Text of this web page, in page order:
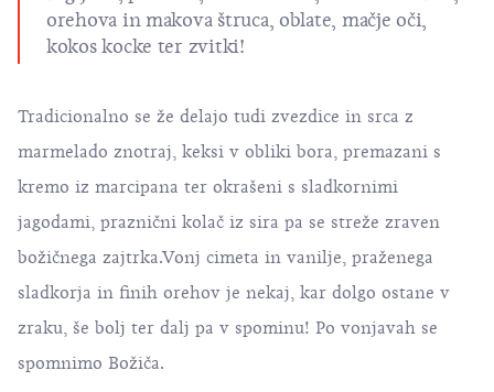
orehova in makova štruca, oblate, mačje oči,
kokos kocke ter zvitki!
Tradicionalno se že delajo tudi zvezdice in srca z
marmelado znotraj, keksi v obliki bora, premazani s
kremo iz marcipana ter okrašeni s sladkornimi
jagodami, praznični kolač iz sira pa se streže zraven
božičnega zajtrka.Vonj cimeta in vanilje, praženega
sladkorja in finih orehov je nekaj, kar dolgo ostane v
zraku, še bolj ter dalj pa v spominu! Po vonjavah se
spomnimo Božiča.